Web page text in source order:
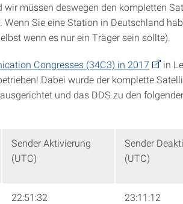
müssen deswegen den kompletten
Sie eine Station in Deutschland
wenn es nur ein Träger sein sollte).
Congresses (34C3) in 2017
in
Dabei wurde der komplette
und das DDS zu den
Sender Aktivierung
(UTC)
Sender
(UTC)
22:51:32 23:11:12